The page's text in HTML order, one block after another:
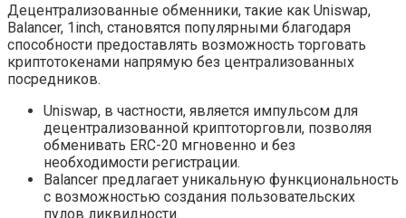
Децентрализованные обменники, такие как Uniswap,
Balancer, 1inch, становятся популярными благодаря
способности предоставлять возможность торговать
криптотокенами напрямую без централизованных
посредников.
Uniswap, в частности, является импульсом для
децентрализованной криптоторговли, позволяя
обменивать ERC-20 мгновенно и без
необходимости регистрации.
Balancer предлагает уникальную функциональность
с возможностью создания пользовательских
пулов ликвидности.